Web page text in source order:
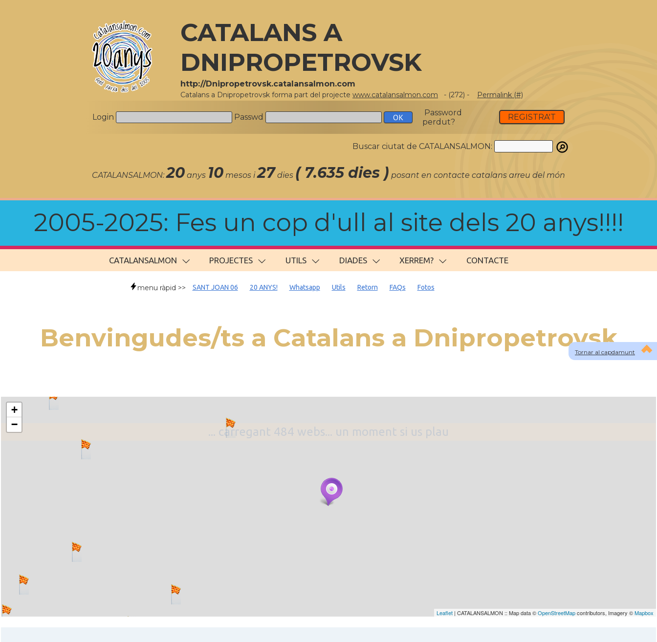
CATALANS A
DNIPROPETROVSK
http://Dnipropetrovsk.catalansalmon.com
Catalans a Dnipropetrovsk forma part del projecte www.catalansalmon.com - (272) - Permalink (#)
Login Passwd
Password
perdut?
REGISTRA'T
Buscar ciutat de CATALANSALMON:
CATALANSALMON:20 anys 10 mesos i27 dies ( 7.635 dies ) posant en contacte catalans arreu del món
2005-2025: Fes un cop d'ull al site dels 20 anys!!!!
CATALANSALMON PROJECTES UTILS DIADES XERREM? CONTACTE
Tornar al capdamunt
menu ràpid >> SANT JOAN 06 20 ANYS! Whatsapp Utils Retorn FAQs Fotos
Benvingudes/ts a Catalans a Dnipropetrovsk
... carregant 484 webs... un moment si us plau
+
−
Leaflet | CATALANSALMON :: Map data ©OpenStreetMapcontributors, Imagery ©Mapbox